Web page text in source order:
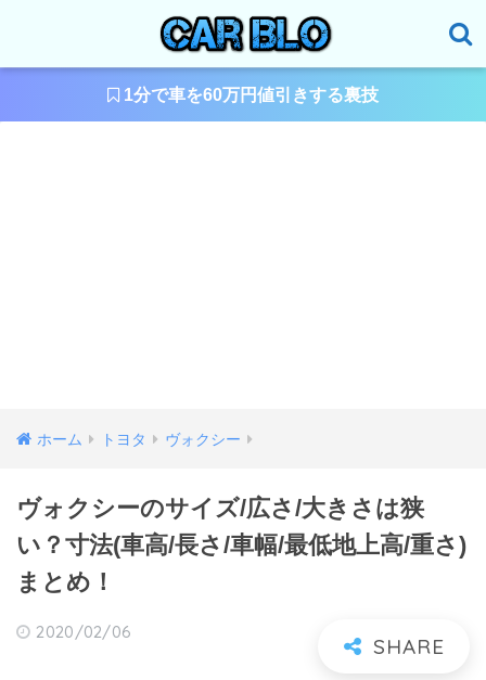
1分で車を60万円値引きする裏技
ホーム トヨタ ヴォクシー
ヴォクシーのサイズ/広さ/大きさは狭
い？寸法(車高/長さ/車幅/最低地上高/重さ)
まとめ！
2020/02/06